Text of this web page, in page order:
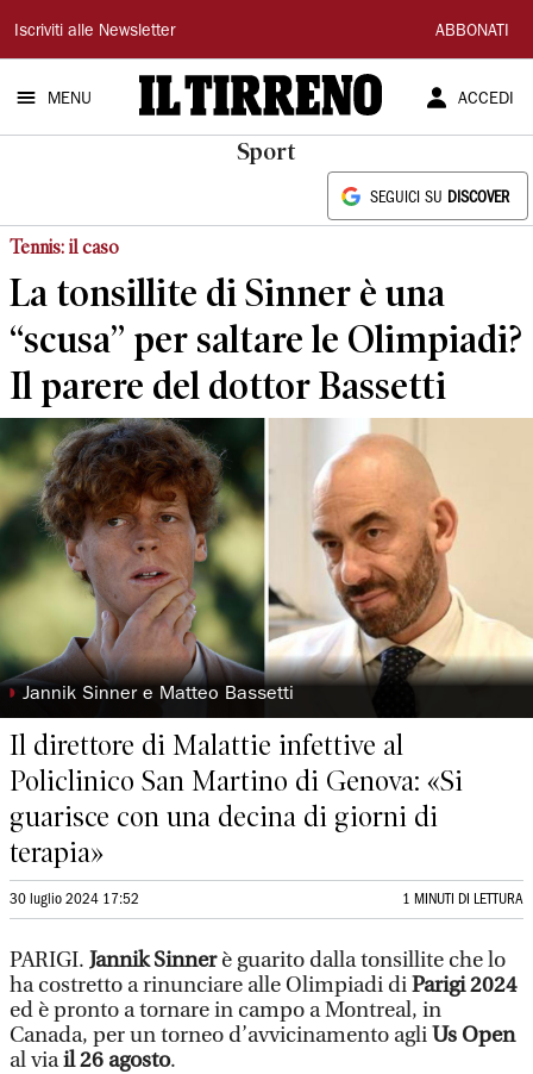
Il
Tirreno
Iscriviti alle Newsletter ABBONATI
MENU ACCEDI
Sport
SEGUICI SU DISCOVER
Tennis: il caso
La tonsillite di Sinner è una
“scusa” per saltare le Olimpiadi?
Il parere del dottor Bassetti
◗ Jannik Sinner e Matteo Bassetti
Il direttore di Malattie infettive al
Policlinico San Martino di Genova: «Si
guarisce con una decina di giorni di
terapia»
30 luglio 2024 17:52 1 MINUTI DI LETTURA
PARIGI. Jannik Sinnerè guarito dalla tonsillite che lo
ha costretto a rinunciare alle Olimpiadi diParigi 2024
ed è pronto a tornare in campo a Montreal, in
Canada, per un torneo d’avvicinamento agliUs Open
al viail 26 agosto.